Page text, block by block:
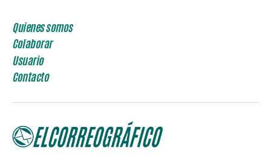
Quienes somos
Colaborar
Usuario
Contacto